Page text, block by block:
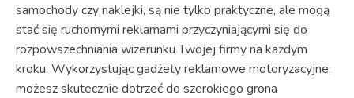
samochody czy naklejki, są nie tylko praktyczne, ale mogą
stać się ruchomymi reklamami przyczyniającymi się do
rozpowszechniania wizerunku Twojej firmy na każdym
kroku. Wykorzystując gadżety reklamowe motoryzacyjne,
możesz skutecznie dotrzeć do szerokiego grona